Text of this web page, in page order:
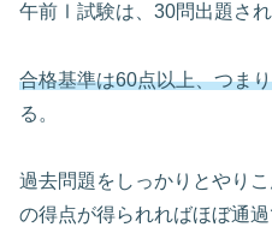
午前Ⅰ試験は、30問出題され
合格基準は60点以上、つま
る。
過去問題をしっかりとやり
の得点が得られればほぼ通過